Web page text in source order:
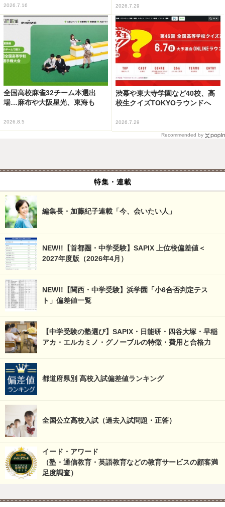
2026.7.16 2026.7.29
全国高校麻雀32チーム本選出
場…麻布や大阪星光、東海も
2026.8.5
渋幕や東大寺学園など40校、高
校生クイズTOKYOラウンドへ
2026.7.29
Recommended by
特集・連載
編集長・加藤紀子連載「今、会いたい人」
NEW!!【首都圏・中学受験】SAPIX 上位校偏差値＜
2027年度版（2026年4月）
NEW!!【関西・中学受験】浜学園「小6合否判定テス
ト」偏差値一覧
【中学受験の塾選び】SAPIX・日能研・四谷大塚・早稲
アカ・エルカミノ・グノーブルの特徴・費用と合格力
都道府県別 高校入試偏差値ランキング
全国公立高校入試（過去入試問題・正答）
イード・アワード
（塾・通信教育・英語教育などの教育サービスの顧客満
足度調査）